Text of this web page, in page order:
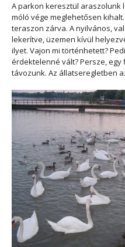
A parkon keresztül araszolunk
móló vége meglehetősen
teraszon zárva. A nyilvános,
lekerítve, üzemen kívül
ilyet. Vajon mi történhetett?
érdektelenné vált? Persze, egy
távozunk. Az állatseregletben